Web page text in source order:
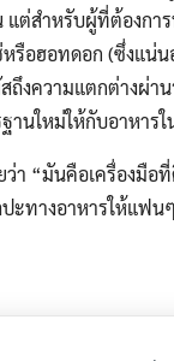
แต่สำหรับผู้ที่ต้องกา
รือฮอทดอก (ซึ่งแน่
ถึงความแตกต่างผ่า
านใหม่ให้กับอาหาร
ว่า “มันคือเครื่องมือ
ะทางอาหารให้แฟน